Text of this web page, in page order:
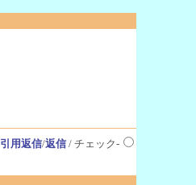
引用返信/返信/ チェック-